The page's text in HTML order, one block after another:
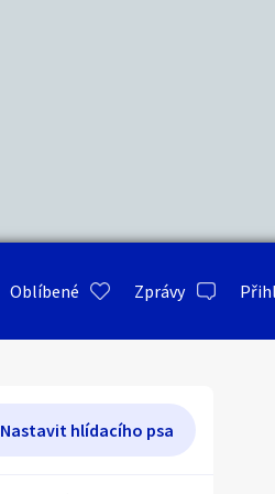
Oblíbené Zprávy
Nastavit hlídacího psa